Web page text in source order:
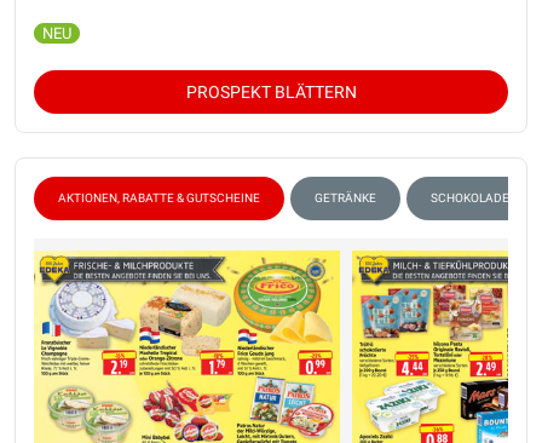
PROSPEKT BLÄTTERN
AKTIONEN, RABATTE & GUTSCHEINE GETRÄNKE SCHOKOLADE &